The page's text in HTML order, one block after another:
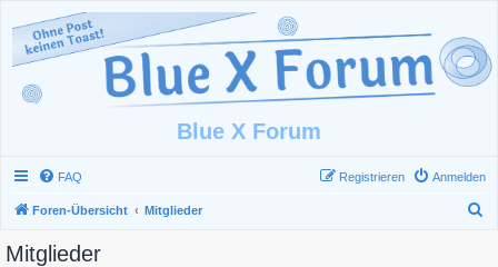
Blue X Forum
FAQ Anmelden
Registrieren
Foren-Übersicht Mitglieder
Mitglieder